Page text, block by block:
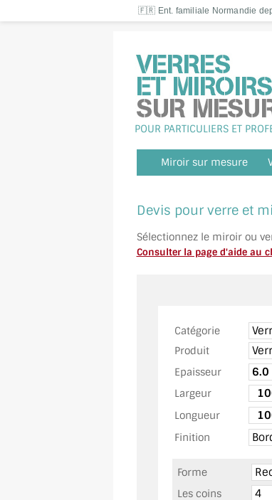
🇫🇷 Ent. familiale Normandie
POUR PARTICULIERS ET
Miroir sur mesure
Devis pour verre et
Sélectionnez le miroir ou
Consulter la page d'aide au
Catégorie
Produit
Epaisseur
Largeur
Longueur
Finition
Forme
Les coins